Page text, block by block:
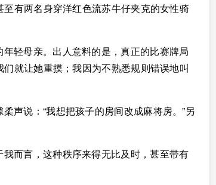
有两名身穿洋红色流苏牛仔夹克的女性骑
轻母亲。出人意料的是，真正的比赛牌局
就让她重摸；我因为不熟悉规则错误地叫
声说：“我想把孩子的房间改成麻将房。”另
而言，这种秩序来得无比及时，甚至带有